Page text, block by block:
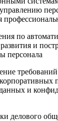
по
и
персонала
требований
и
делового